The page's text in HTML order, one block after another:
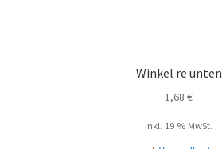
Winkel re unten
1,68€
inkl. 19 % MwSt.